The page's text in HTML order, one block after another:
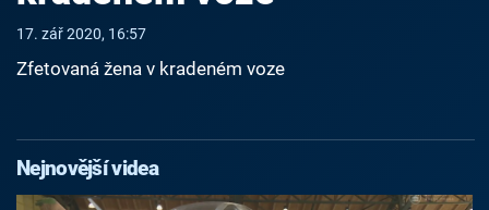
17. zář 2020, 16:57
Zfetovaná žena v kradeném voze
Nejnovější videa